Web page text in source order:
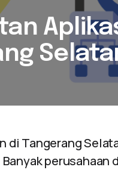
di Tangerang
perusahaan